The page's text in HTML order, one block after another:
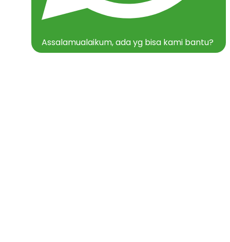
Assalamualaikum, ada yg bisa kami bantu?